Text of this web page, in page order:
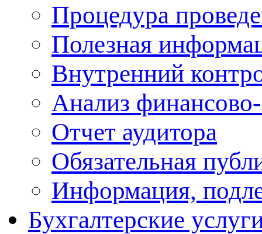
Процедура
Полезная
Внутренний
Анализ
Отчет аудитора
Обязательная
Информация,
Бухгалтерские